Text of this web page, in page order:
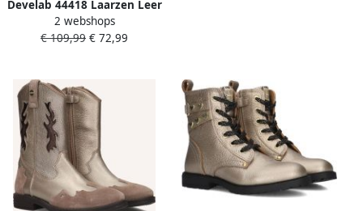
Develab 44418 Laarzen Leer
Meisjes Roze
2 webshops
€ 109,99 € 72,99